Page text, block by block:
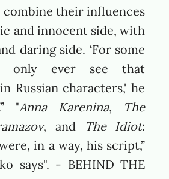
combine their influences
and innocent side, with
daring side. ‘For some
only ever see that
Russian characters,' he
"Anna Karenina,
The
, and The Idiot:
in a way, his script,”
says". - BEHIND THE